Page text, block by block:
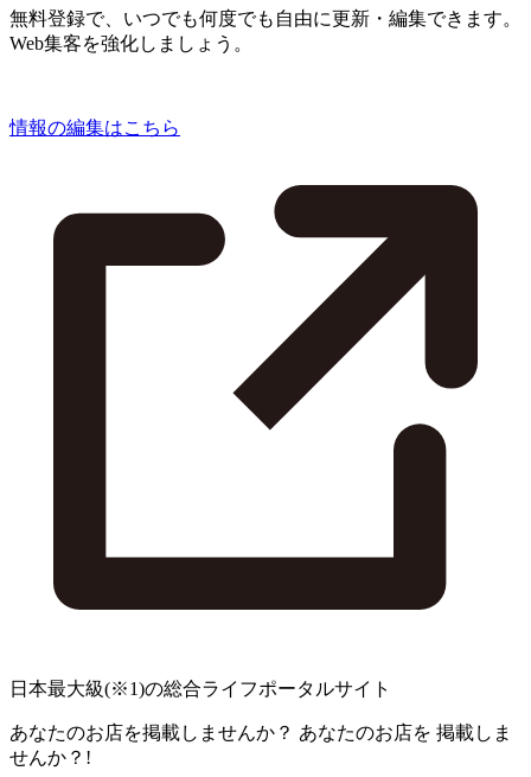
無料登録で、いつでも何度でも自由に更新・編集できます。
Web集客を強化しましょう。
情報の編集はこちら
日本最大級(※1)の総合ライフポータルサイト
あなたのお店を掲載しませんか？ あなたのお店を 掲載しま
せんか？!